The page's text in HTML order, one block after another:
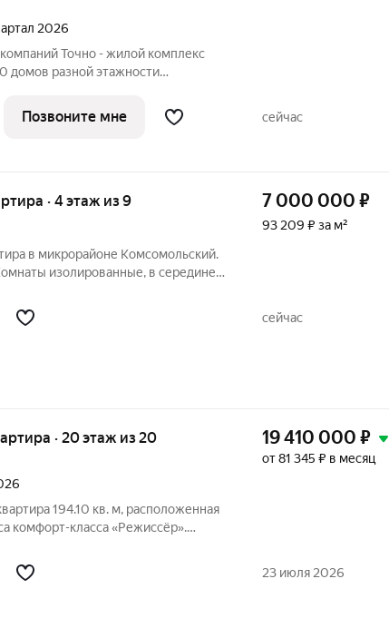
2026
Точно - жилой комплекс
домов разной этажности
парковая территория, 3
Позвоните мне сейчас
· 4 этаж из 9
в микрорайоне Комсомольский.
изолированные, в середине
оставим всю мебель и технику. В
7 000 000 ₽
93 209 ₽ за м²
сейчас
· 20 этаж из 20
194.10 кв. м, расположенная
комфорт-класса «Режиссёр».
от крупного ТРЦ. Транспортная
19 410 000 ₽
от 81 345 ₽ в месяц
23 июля 2026